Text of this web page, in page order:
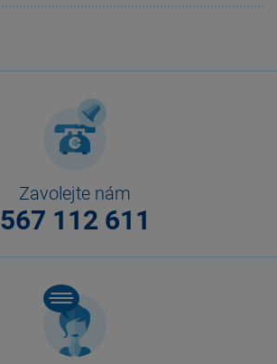
Zavolejte nám
567 112 611